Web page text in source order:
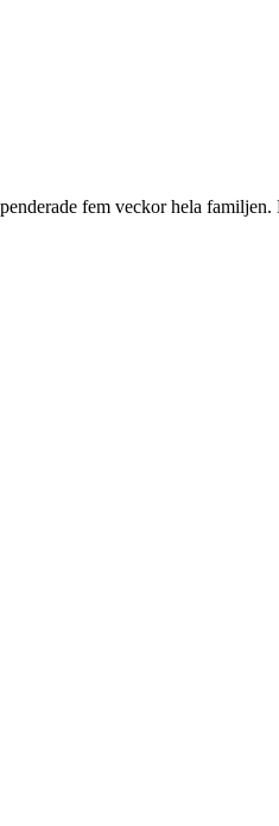
fem veckor hela